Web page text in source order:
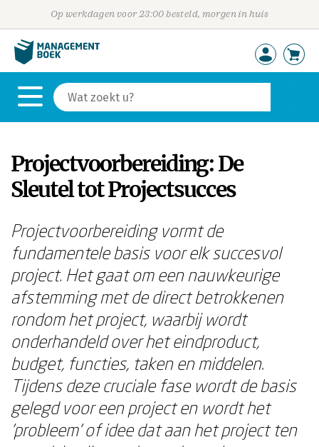
Op werkdagen voor 23:00 besteld, morgen in huis
Projectvoorbereiding: De
Sleutel tot Projectsucces
Projectvoorbereiding vormt de
fundamentele basis voor elk succesvol
project. Het gaat om een nauwkeurige
afstemming met de direct betrokkenen
rondom het project, waarbij wordt
onderhandeld over het eindproduct,
budget, functies, taken en middelen.
Tijdens deze cruciale fase wordt de basis
gelegd voor een project en wordt het
'probleem' of idee dat aan het project ten